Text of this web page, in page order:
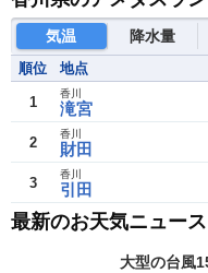
気温 降水量
順位 地点
1 滝宮
香川
2 財田
香川
3 引田
香川
最新のお天気ニュース
大型の台風